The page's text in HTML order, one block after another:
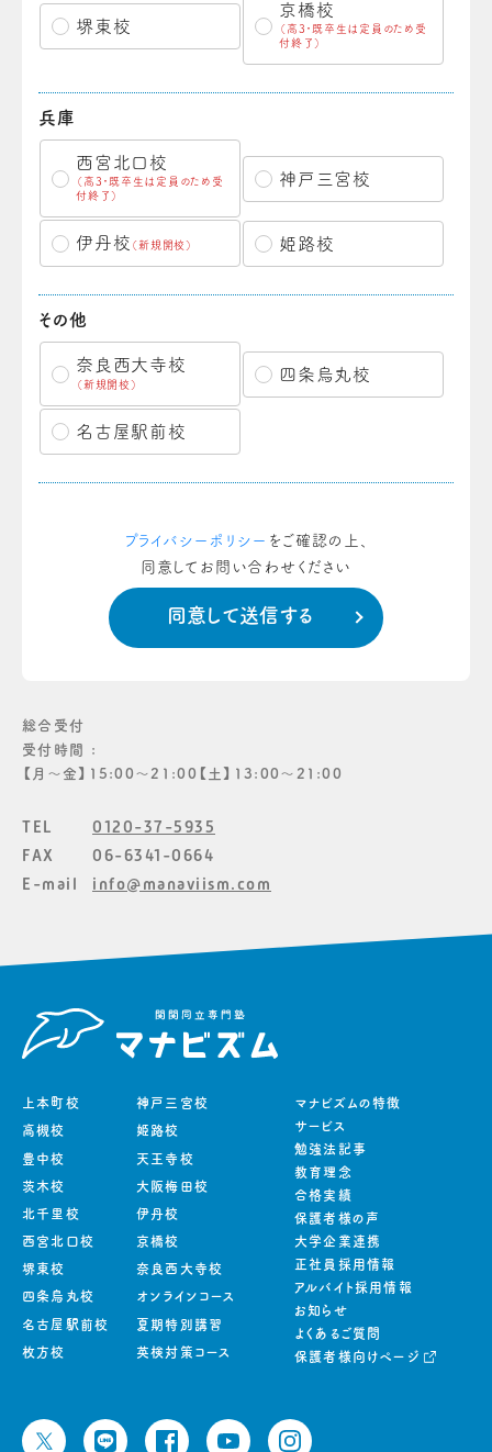
堺東校
京橋校
（高3・既卒生は定員のため受
付終了）
兵庫
西宮北口校
（高3・既卒生は定員のため受
付終了）
神戸三宮校
伊丹校 （新規開校） 姫路校
その他
奈良西大寺校
（新規開校）
四条烏丸校
名古屋駅前校
プライバシーポリシー をご確認の上、
同意してお問い合わせください
総合受付
受付時間 :
【月〜金】15:00〜21:00【土】13:00〜21:00
TEL
0120-37-5935
FAX
06-6341-0664
E-mail
info@manaviism.com
上本町校
高槻校
豊中校
茨木校
北千里校
西宮北口校
堺東校
四条烏丸校
名古屋駅前校
枚方校
神戸三宮校
姫路校
天王寺校
大阪梅田校
伊丹校
京橋校
奈良西大寺校
オンラインコース
夏期特別講習
英検対策コース
マナビズムの特徴
サービス
勉強法記事
教育理念
合格実績
保護者様の声
大学企業連携
正社員採用情報
アルバイト採用情報
お知らせ
よくあるご質問
保護者様向けページ